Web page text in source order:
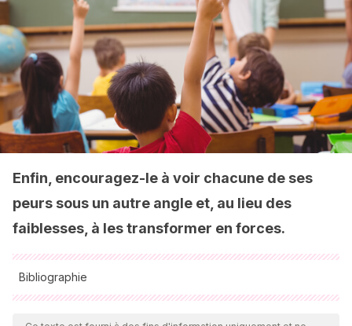
Enfin, encouragez-le à voir chacune de ses
peurs sous un autre angle et, au lieu des
faiblesses, à les transformer en forces.
Bibliographie
Toutes les sources citées ont été examinées en profondeur
par notre équipe pour garantir leur qualité, leur fiabilité, leur